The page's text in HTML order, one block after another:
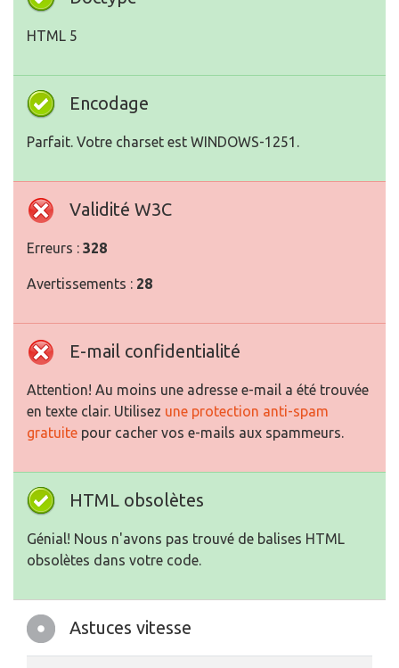
HTML 5
Encodage
Parfait. Votre charset est WINDOWS-1251.
Validité W3C
Erreurs : 328
Avertissements : 28
E-mail confidentialité
Attention! Au moins une adresse e-mail a été trouvée
en texte clair. Utilisez une protection anti-spam
gratuite pour cacher vos e-mails aux spammeurs.
HTML obsolètes
Génial! Nous n'avons pas trouvé de balises HTML
obsolètes dans votre code.
Astuces vitesse